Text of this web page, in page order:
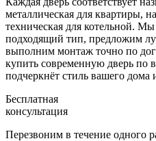
металлическая для квартиры,
техническая для котельной.
подходящий тип, предложим
выполним монтаж точно по
купить современную дверь по
подчеркнёт стиль вашего
Бесплатная
консультация
Перезвоним в течение одного